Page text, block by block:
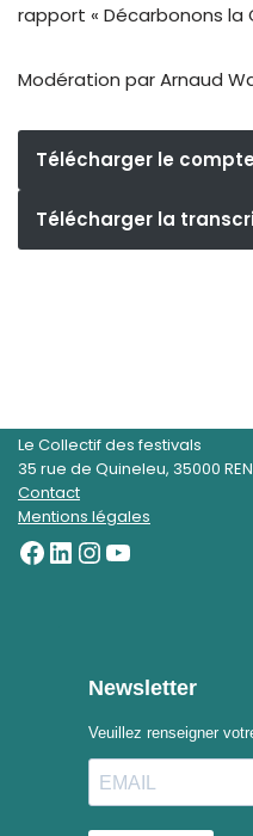
rapport « Décarbonons la
Modération par Arnaud
Télécharger le
Télécharger la
Le Collectif des festivals
35 rue de Quineleu, 35000
Contact
Mentions légales